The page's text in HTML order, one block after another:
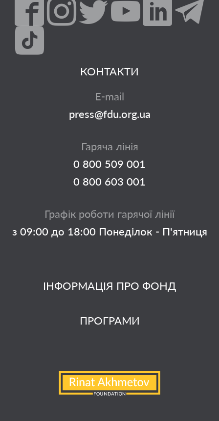
ІНФОРМАЦІЯ ПРО ФОНД
ПРОГРАМИ
КОНТАКТИ
E-mail
press@fdu.org.ua
Гаряча лінія
0 800 509 001
0 800 603 001
Графік роботи гарячої лінії
з 09:00 до 18:00 Понеділок - П'ятниця